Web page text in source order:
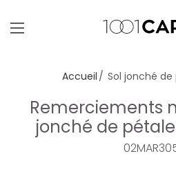
Accueil Sol jonché
Remerciements
jonché de